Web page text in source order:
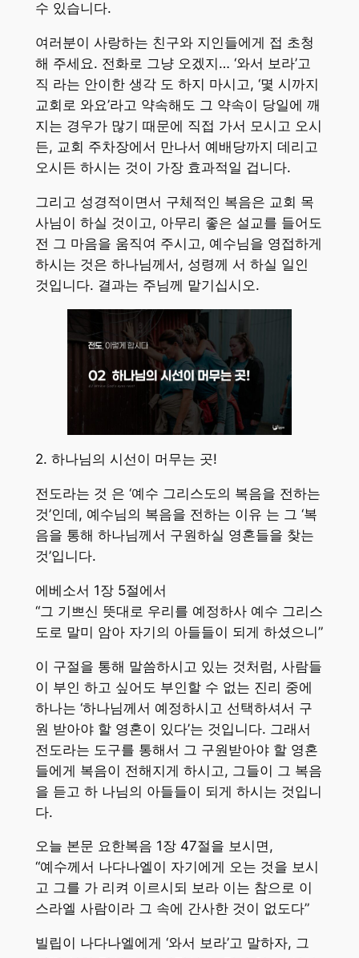
수 있습니다.
여러분이 사랑하는 친구와 지인들에게 접 초청
해 주세요. 전화로 그냥 오겠지… ‘와서 보라’고
직 라는 안이한 생각 도 하지 마시고, ‘몇 시까지
교회로 와요’라고 약속해도 그 약속이 당일에 깨
지는 경우가 많기 때문에 직접 가서 모시고 오시
든, 교회 주차장에서 만나서 예배당까지 데리고
오시든 하시는 것이 가장 효과적일 겁니다.
그리고 성경적이면서 구체적인 복음은 교회 목
사님이 하실 것이고, 아무리 좋은 설교를 들어도
전 그 마음을 움직여 주시고, 예수님을 영접하게
하시는 것은 하나님께서, 성령께 서 하실 일인
것입니다. 결과는 주님께 맡기십시오.
2. 하나님의 시선이 머무는 곳!
전도라는 것 은 ‘예수 그리스도의 복음을 전하는
것’인데, 예수님의 복음을 전하는 이유 는 그 ‘복
음을 통해 하나님께서 구원하실 영혼들을 찾는
것’입니다.
에베소서 1장 5절에서
“그 기쁘신 뜻대로 우리를 예정하사 예수 그리스
도로 말미 암아 자기의 아들들이 되게 하셨으니”
이 구절을 통해 말씀하시고 있는 것처럼, 사람들
이 부인 하고 싶어도 부인할 수 없는 진리 중에
하나는 ‘하나님께서 예정하시고 선택하셔서 구
원 받아야 할 영혼이 있다’는 것입니다. 그래서
전도라는 도구를 통해서 그 구원받아야 할 영혼
들에게 복음이 전해지게 하시고, 그들이 그 복음
을 듣고 하 나님의 아들들이 되게 하시는 것입니
다.
오늘 본문 요한복음 1장 47절을 보시면,
“예수께서 나다나엘이 자기에게 오는 것을 보시
고 그를 가 리켜 이르시되 보라 이는 참으로 이
스라엘 사람이라 그 속에 간사한 것이 없도다”
빌립이 나다나엘에게 ‘와서 보라’고 말하자, 그